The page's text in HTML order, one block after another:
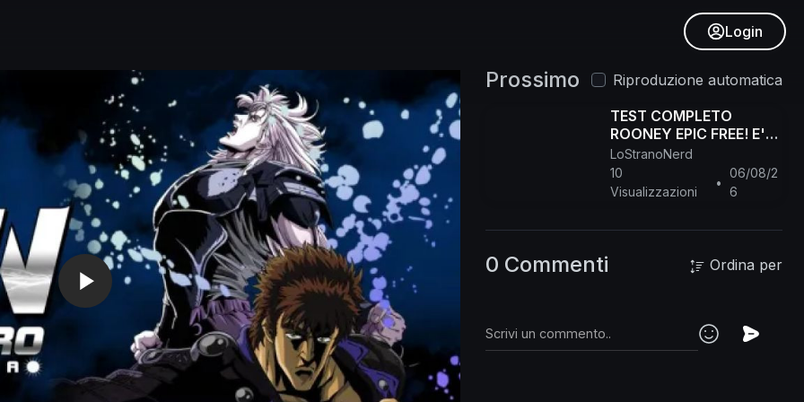
Login
Prossimo
Riproduzione automatica
TEST COMPLETO
ROONEY EPIC FREE! E'
LA MIGLIOR SCELTA?
#efootball
LoStranoNerd
10
Visualizzazioni
•
06/08/2
6
0 Commenti Ordina per